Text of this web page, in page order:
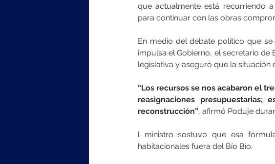
que actualmente está recurriendo
para continuar con las obras
En medio del debate político que
impulsa el Gobierno, el secretario
legislativa y aseguró que la situación
“Los recursos se nos acabaron el
reasignaciones
reconstrucción”, afirmó Poduje
l ministro sostuvo que esa
habitacionales fuera del Bío Bío.